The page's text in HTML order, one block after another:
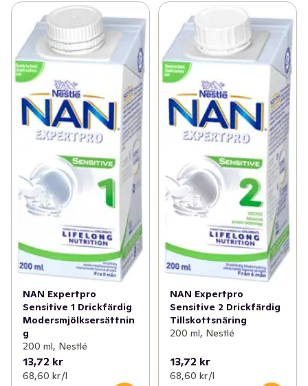
NAN Expertpro
Sensitive 1 Drickfärdig
Modersmjölksersättnin
g
200 ml, Nestlé
13,72 kr
68,60 kr /l
NAN Expertpro
Sensitive 2 Drickfärdig
Tillskottsnäring
200 ml, Nestlé
13,72 kr
68,60 kr /l